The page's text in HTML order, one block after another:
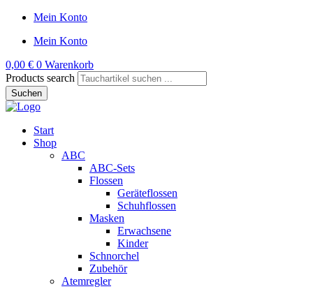
Mein Konto
Mein Konto
0,00 € 0 Warenkorb
Products search
Suchen
Start
Shop
ABC
ABC-Sets
Flossen
Geräteflossen
Schuhflossen
Masken
Erwachsene
Kinder
Schnorchel
Zubehör
Atemregler